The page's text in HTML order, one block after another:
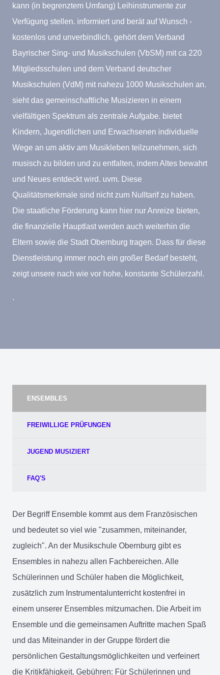
kann (in begrenztem Umfang) Leihinstrumente zur
Verfügung stellen. informiert und berät auf Wunsch -
kostenlos und unverbindlich. gehört dem Verband
Bayrischer Sing- und Musikschulen (VbSM) mit ca 220
Mitgliedsschulen und dem Verband deutscher
Musikschulen (VdM) mit nahezu 1000 Musikschulen an.
sieht das gemeinschaftliche Musizieren in einem
vielfältigen Spektrum als zentrale Aufgabe. bietet
Kindern, Jugendlichen und Erwachsenen individuelle
Wege an um aktiv am Musikleben teilzunehmen, sich
musisch zu bilden und zu entfalten, indem Altes bewahrt
und Neues entdeckt wird. uvm. Diese
Qualitätsmerkmale sind nicht zum Nulltarif zu haben.
Die staatliche Förderung kann hier nur Anreize bieten,
die finanzielle Hauptlast werden auch weiterhin die
Eltern sowie die Stadt Obernburg tragen. Dass für diese
Dienstleistung immer noch ein großer Bedarf besteht,
zeigt unsere nach wie vor hohe, konstante Schülerzahl.
.
ENSEMBLES
FREIWILLIGE PRÜFUNGEN
JUGEND MUSIZIERT
FAQ'S
Der Begriff Ensemble kommt aus dem Französischen
und bedeutet so viel wie "zusammen, miteinander,
zugleich". An der Musikschule Obernburg gibt es
Ensembles in nahezu allen Fachbereichen. Alle
Schülerinnen und Schüler haben die Möglichkeit,
zusätzlich zum Instrumentalunterricht kostenfrei in
einem unserer Ensembles mitzumachen. Die Arbeit im
Ensemble und die gemeinsamen Auftritte machen Spaß
und das Miteinander in der Gruppe fördert die
persönlichen Gestaltungsmöglichkeiten und verfeinert
die Kritikfähigkeit. Gebühren: Für Schülerinnen und